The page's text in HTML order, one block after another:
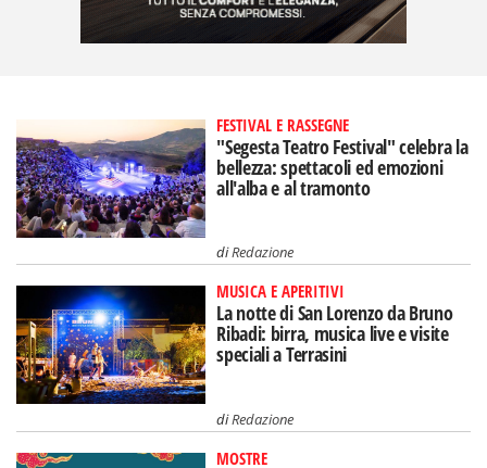
FESTIVAL E RASSEGNE
"Segesta Teatro Festival" celebra la
bellezza: spettacoli ed emozioni
all'alba e al tramonto
diRedazione
MUSICA E APERITIVI
La notte di San Lorenzo da Bruno
Ribadi: birra, musica live e visite
speciali a Terrasini
diRedazione
MOSTRE